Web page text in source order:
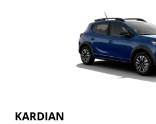
KARDIAN